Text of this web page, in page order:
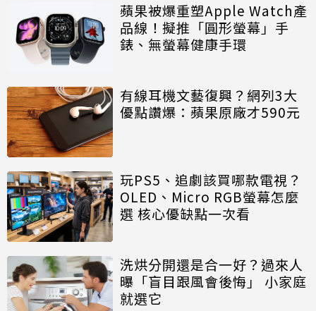
蘋果被爆重塑Apple Watch產
品線！擬推「圓形螢幕」手
錶、無螢幕健康手環
有線耳機文藝復興？網列3大
優點讚爆：蘋果原廠才590元
玩PS5、追劇該買哪款電視？
OLED、Micro RGB螢幕怎麼
選 核心優缺點一次看
洗烘分開還是合一好？過來人
曝「盲目跟風會後悔」 小家庭
就選它